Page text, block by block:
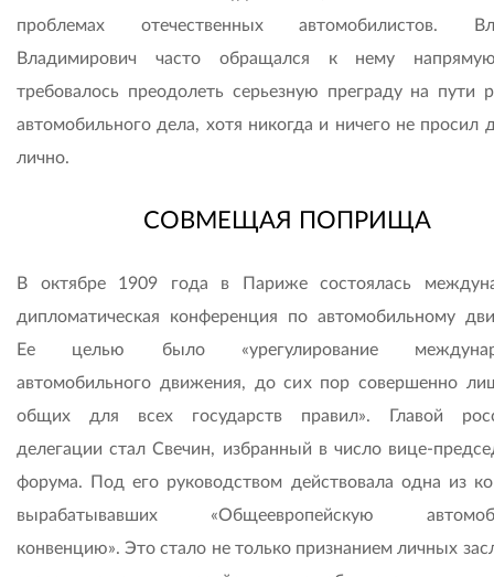
проблемах отечественных автомобилистов.
Владимирович часто обращался к нему
требовалось преодолеть серьезную преграду на пути
автомобильного дела, хотя никогда и ничего не просил
лично.
СОВМЕЩАЯ ПОПРИЩА
В октябре 1909 года в Париже состоялась
дипломатическая конференция по автомобильному
Ее целью было «урегулирование
автомобильного движения, до сих пор совершенно
общих для всех государств правил». Главой
делегации стал Свечин, избранный в число вице-
форума. Под его руководством действовала одна из
вырабатывавших «Общеевропейскую
конвенцию». Это стало не только признанием личных